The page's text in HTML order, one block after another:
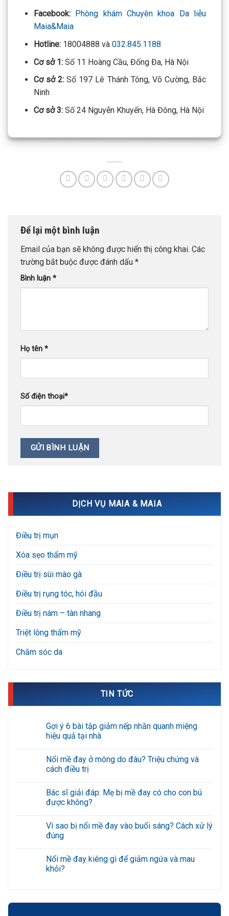
Facebook:
Phòng khám Chuyên khoa Da liễu
Maia&Maia
Hotline:18004888 và 032.845.1188
Cơ sở 1: Số 11 Hoàng Cầu, Đống Đa, Hà Nội
Cơ sở 2: Số 197 Lê Thánh Tông, Võ Cường, Bắc
Ninh
Cơ sở 3:Số 24 Nguyễn Khuyến, Hà Đông, Hà Nội
Để lại một bình luận
Email của bạn sẽ không được hiển thị công khai. Các
trường bắt buộc được đánh dấu *
Bình luận *
Họ tên *
Số điện thoại*
DỊCH VỤ MAIA & MAIA
Điều trị mụn
Xóa sẹo thẩm mỹ
Điều trị sùi mào gà
Điều trị rụng tóc, hói đầu
Điều trị nám – tàn nhang
Triệt lông thẩm mỹ
Chăm sóc da
TIN TỨC
Gợi ý 6 bài tập giảm nếp nhăn quanh miệng
hiệu quả tại nhà
bình
luận
ở
6
bài
tập
nhăn
quanh
miệng
quả
tại
nhà
Nổi mề đay ở mông do đâu? Triệu chứng và
cách điều trị
bình
luận
ở
đay
ở
mông
đâu?
Triệu
chứng
và
Bác sĩ giải đáp: Mẹ bị mề đay có cho con bú
được không?
bình
luận
ở
giải
đáp:
Mẹ
Vì sao bị nổi mề đay vào buổi sáng? Cách xử lý
đúng
bình
luận
ở
Nổi mề đay kiêng gì để giảm ngứa và mau
khỏi?